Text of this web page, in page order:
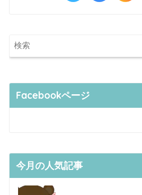
Facebookページ
今月の人気記事